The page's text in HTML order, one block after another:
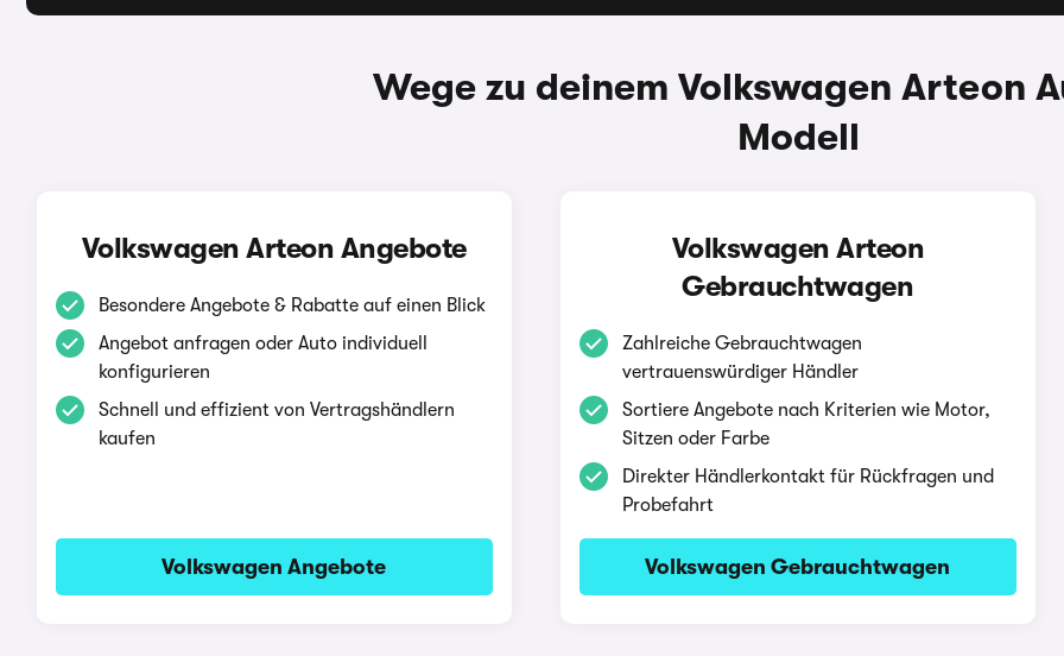
Wege zu deinem Volkswagen Arteon
Modell
Volkswagen Arteon Angebote
Besondere Angebote & Rabatte auf einen Blick
Angebot anfragen oder Auto individuell
konfigurieren
Schnell und effizient von Vertragshändlern
kaufen
Volkswagen Angebote
Volkswagen Arteon
Gebrauchtwagen
Zahlreiche Gebrauchtwagen
vertrauenswürdiger Händler
Sortiere Angebote nach Kriterien wie Motor,
Sitzen oder Farbe
Direkter Händlerkontakt für Rückfragen und
Probefahrt
Volkswagen Gebrauchtwagen